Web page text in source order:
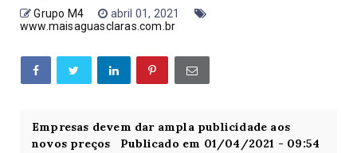
Grupo M4
abril 01, 2021
www.maisaguasclaras.com.br
Empresas devem dar ampla publicidade aos
novos preços Publicado em 01/04/2021 - 09:54